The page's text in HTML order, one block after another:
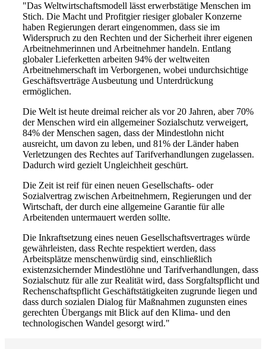
"Das Weltwirtschaftsmodell lässt erwerbstätige Menschen im
Stich. Die Macht und Profitgier riesiger globaler Konzerne
haben Regierungen derart eingenommen, dass sie im
Widerspruch zu den Rechten und der Sicherheit ihrer eigenen
Arbeitnehmerinnen und Arbeitnehmer handeln. Entlang
globaler Lieferketten arbeiten 94% der weltweiten
Arbeitnehmerschaft im Verborgenen, wobei undurchsichtige
Geschäftsverträge Ausbeutung und Unterdrückung
ermöglichen.
Die Welt ist heute dreimal reicher als vor 20 Jahren, aber 70%
der Menschen wird ein allgemeiner Sozialschutz verweigert,
84% der Menschen sagen, dass der Mindestlohn nicht
ausreicht, um davon zu leben, und 81% der Länder haben
Verletzungen des Rechtes auf Tarifverhandlungen zugelassen.
Dadurch wird gezielt Ungleichheit geschürt.
Die Zeit ist reif für einen neuen Gesellschafts- oder
Sozialvertrag zwischen Arbeitnehmern, Regierungen und der
Wirtschaft, der durch eine allgemeine Garantie für alle
Arbeitenden untermauert werden sollte.
Die Inkraftsetzung eines neuen Gesellschaftsvertrages würde
gewährleisten, dass Rechte respektiert werden, dass
Arbeitsplätze menschenwürdig sind, einschließlich
existenzsichernder Mindestlöhne und Tarifverhandlungen, dass
Sozialschutz für alle zur Realität wird, dass Sorgfaltspflicht und
Rechenschaftspflicht Geschäftstätigkeiten zugrunde liegen und
dass durch sozialen Dialog für Maßnahmen zugunsten eines
gerechten Übergangs mit Blick auf den Klima- und den
technologischen Wandel gesorgt wird."